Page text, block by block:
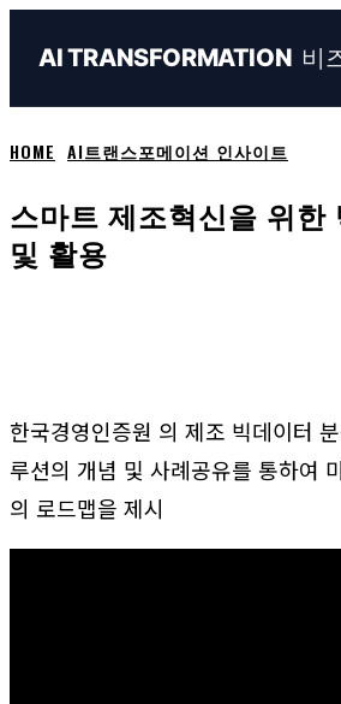
AI TRANSFORMATION 비
HOME AI트랜스포메이션 인사이트
스마트 제조혁신을 위한
및 활용
한국경영인증원 의 제조 빅데이터
루션의 개념 및 사례공유를 통하여
의 로드맵을 제시